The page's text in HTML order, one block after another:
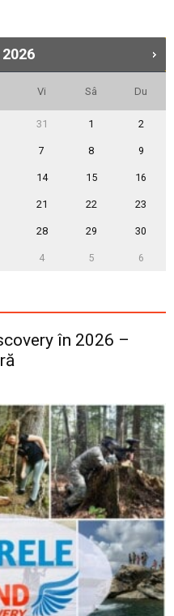
2026
Vi Sâ Du
31 1 2
7 8 9
14 15 16
21 22 23
28 29 30
4 5 6
în 2026 –